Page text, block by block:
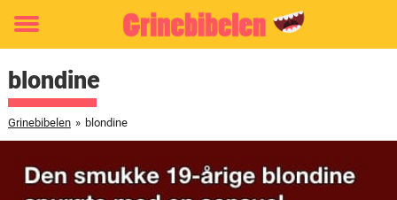
Toggle
blondine
Grinebibelen » blondine